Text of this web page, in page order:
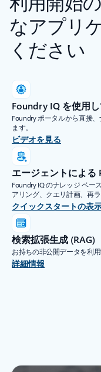
なアプリ
ください
Foundry IQ を使用
Foundry ポータルから直接
ます。
ビデオを見る
エージェントによる
Foundry IQ のナレッジ ベー
アリング、クエリ計画、再
クイックスタートの表
検索拡張生成 (RAG)
お持ちの非公開データを利
詳細情報